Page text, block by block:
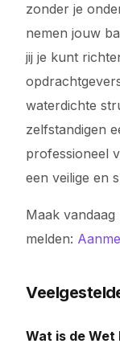
zonder je
nemen jouw
jij je kunt
waterdichte
zelfstandigen
professioneel
een veilige en
Maak
melden:
Wat is de Wet